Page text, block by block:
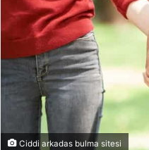
Ciddi arkadas bulma sitesi